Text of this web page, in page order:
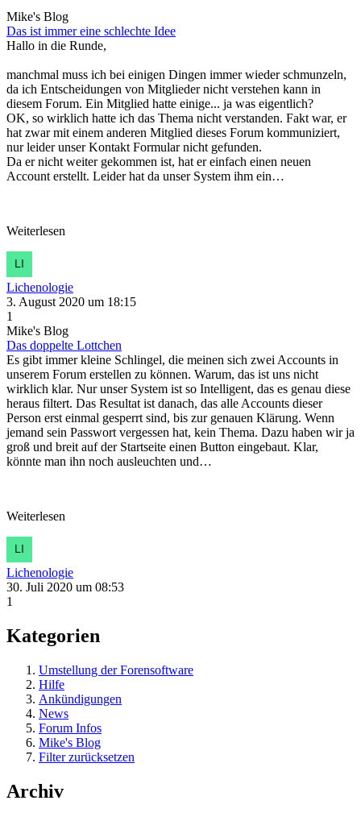
Mike's Blog
Das ist immer eine schlechte Idee
Hallo in die Runde,
manchmal muss ich bei einigen Dingen immer wieder schmunzeln,
da ich Entscheidungen von Mitglieder nicht verstehen kann in
diesem Forum. Ein Mitglied hatte einige... ja was eigentlich?
OK, so wirklich hatte ich das Thema nicht verstanden. Fakt war, er
hat zwar mit einem anderen Mitglied dieses Forum kommuniziert,
nur leider unser Kontakt Formular nicht gefunden.
Da er nicht weiter gekommen ist, hat er einfach einen neuen
Account erstellt. Leider hat da unser System ihm ein…
Weiterlesen
Lichenologie
3. August 2020 um 18:15
1
Mike's Blog
Das doppelte Lottchen
Es gibt immer kleine Schlingel, die meinen sich zwei Accounts in
unserem Forum erstellen zu können. Warum, das ist uns nicht
wirklich klar. Nur unser System ist so Intelligent, das es genau diese
heraus filtert. Das Resultat ist danach, das alle Accounts dieser
Person erst einmal gesperrt sind, bis zur genauen Klärung. Wenn
jemand sein Passwort vergessen hat, kein Thema. Dazu haben wir ja
groß und breit auf der Startseite einen Button eingebaut. Klar,
könnte man ihn noch ausleuchten und…
Weiterlesen
Lichenologie
30. Juli 2020 um 08:53
1
Kategorien
Umstellung der Forensoftware
Hilfe
Ankündigungen
News
Forum Infos
Mike's Blog
Filter zurücksetzen
Archiv